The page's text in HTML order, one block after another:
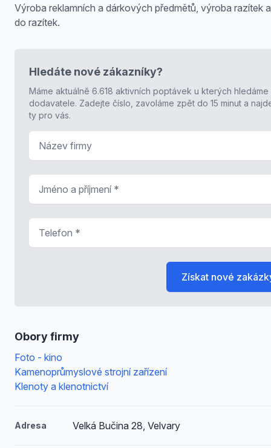
Výroba reklamních a dárkových předmětů, výroba razítek
do razítek.
Obory firmy
Foto - kino
Kamenoprůmyslové strojní zařízení
Klenoty a klenotnictví
Adresa Velká Bučina 28, Velvary
Hledáte nové zákazníky?
Máme aktuálně 6.618 aktivních poptávek u kterých hledáme
dodavatele. Zadejte číslo, zavoláme zpět do 15 minut a
ty pro vás.
Získat nové